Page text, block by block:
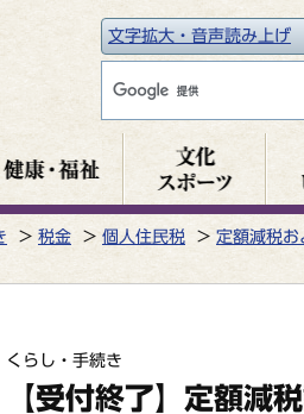
文字拡大・音声読み上げ
税金 個人住民税 定額減税お
くらし・手続き
【受付終了】定額減